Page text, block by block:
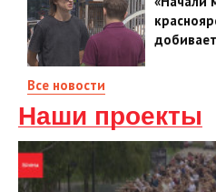
Все новости
Наши проекты